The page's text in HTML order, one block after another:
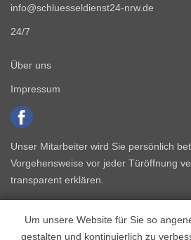
Um unsere Website für Sie so
gestalten und kontinuierlich zu
info@schluesseldienst24-nrw.de
24/7
Über uns
Impressum
Unser Mitarbeiter wird Sie persönlich
Vorgehensweise vor jeder Türöffnung
transparent erklären.